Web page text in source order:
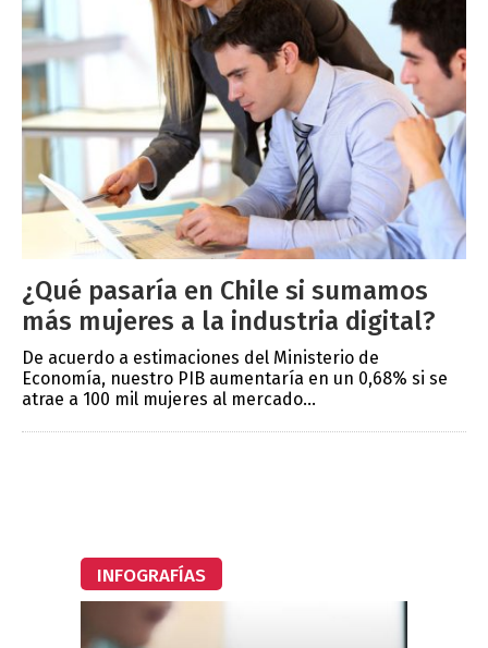
¿Qué pasaría en Chile si sumamos
más mujeres a la industria digital?
De acuerdo a estimaciones del Ministerio de
Economía, nuestro PIB aumentaría en un 0,68% si se
atrae a 100 mil mujeres al mercado...
INFOGRAFÍAS